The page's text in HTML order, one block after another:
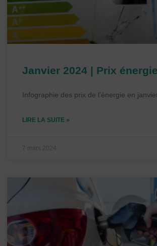
Janvier 2024 | Prix énergie
Infographie des prix de l’énergie en
LIRE LA SUITE »
7 mars 2024